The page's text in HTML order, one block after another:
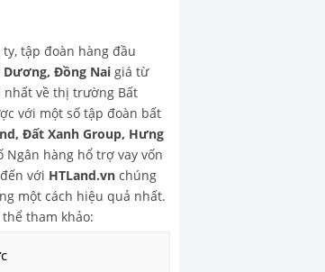
tập đoàn hàng đầu
Dương, Đồng Nai giá từ
về thị trường Bất
với một số tập đoàn bất
Đất Xanh Group, Hưng
Ngân hàng hổ trợ vay vốn
với HTLand.vn chúng
một cách hiệu quả nhất.
tham khảo: